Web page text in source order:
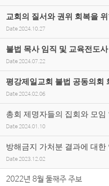
교회의 질서와 권위 회복을
Date 2024.10.27
불법 목사 임직 및 교육전도
Date 2024.07.22
평강제일교회 불법 공동의회
Date 2024.02.06
총회 제명자들의 집회와 모임
Date 2024.01.10
방해금지 가처분 결과에 대한
Date 2023.12.02
2022년 8월 둘째주 주보